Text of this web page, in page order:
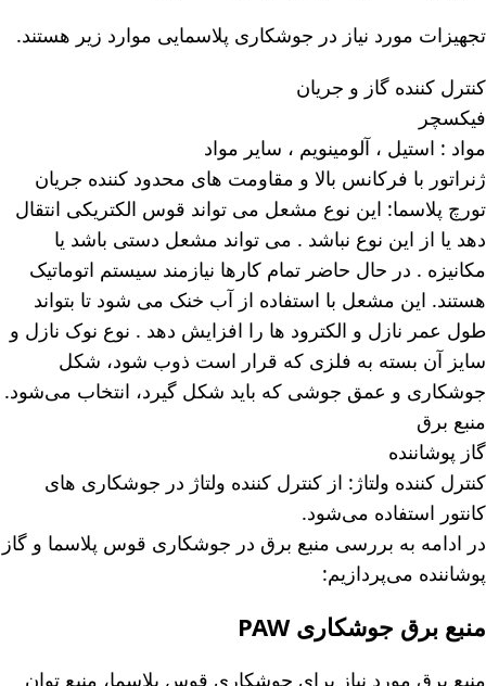
تجهیزات مورد نیاز در جوشکاری پلاسمایی موارد زیر هستند.
کنترل کننده گاز و جریان
فیکسچر
مواد : استیل ، آلومینویم ، سایر مواد
ژنراتور با فرکانس بالا و مقاومت های محدود کننده جریان
تورچ پلاسما: این نوع مشعل می تواند قوس الکتریکی انتقال
دهد یا از این نوع نباشد . می تواند مشعل دستی باشد یا
مکانیزه . در حال حاضر تمام کارها نیازمند سیستم اتوماتیک
هستند. این مشعل با استفاده از آب خنک می شود تا بتواند
طول عمر نازل و الکترود ها را افزایش دهد . نوع نوک نازل و
سایز آن بسته به فلزی که قرار است ذوب شود، شکل
جوشکاری و عمق جوشی که باید شکل گیرد، انتخاب می‌شود.
منبع برق
گاز پوشاننده
کنترل کننده ولتاژ: از کنترل کننده ولتاژ در جوشکاری های
کانتور استفاده می‌شود.
در ادامه به بررسی منبع برق در جوشکاری قوس پلاسما و گاز
پوشاننده می‌پردازیم:
منبع برق جوشکاری PAW
منبع برق مورد نیاز برای جوشکاری قوس پلاسما، منبع توان